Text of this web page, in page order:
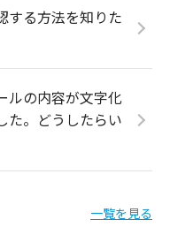
する方法を知りた
ルの内容が文字化
た。どうしたらい
一覧を見る